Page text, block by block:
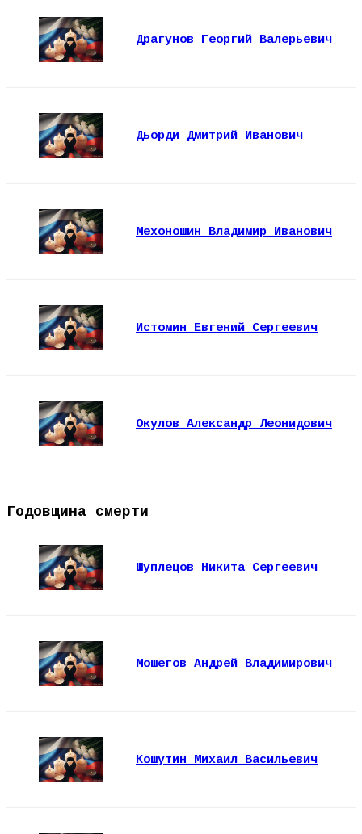
Драгунов Георгий Валерьевич
Дьорди Дмитрий Иванович
Мехоношин Владимир Иванович
Истомин Евгений Сергеевич
Окулов Александр Леонидович
Годовщина смерти
Шуплецов Никита Сергеевич
Мошегов Андрей Владимирович
Кошутин Михаил Васильевич